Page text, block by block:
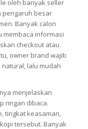
oleh banyak seller
pengaruh besar
Banyak calon
membaca informasi
checkout atau
owner brand wajib
lalu mudah
menjelaskan
ringan dibaca.
tingkat keasaman,
tersebut. Banyak